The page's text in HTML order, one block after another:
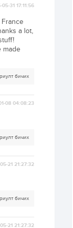
31 17:11:56
a lot,
made
бичих
08 04:08:23
бичих
21 21:27:32
бичих
21 21:27:32